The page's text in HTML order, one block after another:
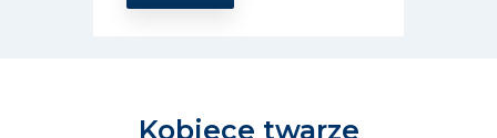
Kobiece twarze